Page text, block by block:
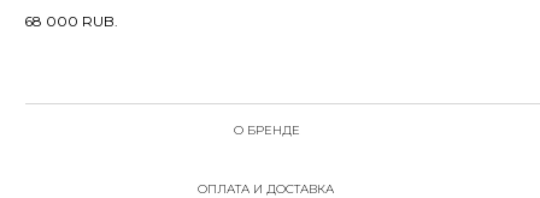
68 000 RUB.
О БРЕНДЕ
ОПЛАТА И ДОСТАВКА